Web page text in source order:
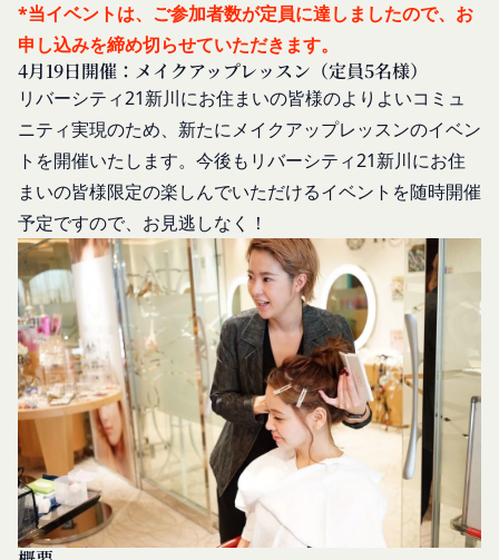
*当イベントは、ご参加者数が定員に達しましたので、お
申し込みを締め切らせていただきます。
4月19日開催：メイクアップレッスン（定員5名様）
リバーシティ21新川にお住まいの皆様のよりよいコミュ
ニティ実現のため、 新たにメイクアップレッスンのイベン
トを開催いたします。今後もリバーシティ21新川にお住
まいの皆様限定の楽しんでいただけるイベントを随時開催
予定ですので、お見逃しなく！
を利用し、そこで位置情報を提供することを認めた
場合、当社は、お客様の位置情報を取得することが
あります。通常はお客様のブラウザや端末の設定に
より無効にすることができますが、無効にした場合
には当社のサービスの一部が利用できなくなくなる
ことがあります。
お客様のアクションに関する情報
お客様が、当社のサービスを利用する際、直接当社
に提供した情報および当社のサービスを提供してい
る第三者サービス提供者を通じて提供した情報を、
当社は取得・保管することがあります。お客様のサ
ービスご利用状況、他の利用者との交流に関する情
報も取得することがあります。
外部サービスとの連携により取得する情報
外部サービスでお客様が利用するIDおよびその他
外部サービスのプライバシー設定によりお客様が提
携先に開示を認めた情報を取得することがありま
す。
取得した個人情報等の利用目的
当社は、お客様からご提供いただいたお客様情報
「登録情報」
登録希望者及び利用者が会員登録時に登録した当社
が定める情報、本サービス利用中に当社が必要と判
断して登録を求めた情報及びこれらの情報について
利用者自身が追加、変更を行った場合の当該情報を
いいます。
「アカウント」
各会員が保有する、本サービスの利用に関する権利
の総体をいいます。
「パスワード」
登録情報と組み合わせて、会員とその他の者とを識
別するために用いられる符号をいいます。
「提携パートナー」
当社との間で締結する契約に基づき、本サービスと
提携するサービス（以下「提携サービス」といいま
す。）を提供し、又はその運営を行う者をいいま
す。
第2条（総則・適用範囲）
本規約は、会員と当社間において本サービスの利用
に関し適用され、登録手続き完了後の本サービスの